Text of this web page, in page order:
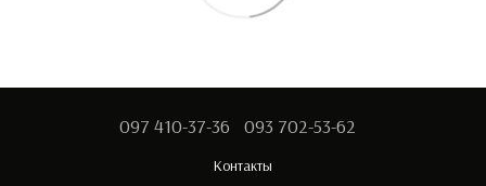
097 410-37-36 093 702-53-62
Контакты